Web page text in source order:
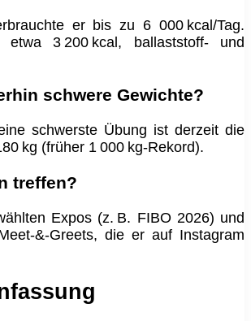
er bis zu 6 000 kcal/Tag.
3 200 kcal, ballaststoff‑ und
schwere Gewichte?
schwerste Übung ist derzeit die
kg (früher 1 000 kg‑Rekord).
treffen?
Expos (z. B. FIBO 2026) und
die er auf Instagram